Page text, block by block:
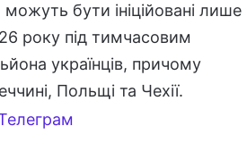
бути ініційовані лише
року під тимчасовим
українців, причому
Польщі та Чехії.